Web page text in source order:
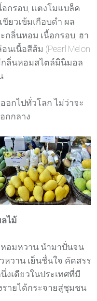
กรอบ, แตงโมแบล็ค
ขียวเข้มเกือบดำ ผล
ลิ่นหอม เนื้อกรอบ, ฮา
นเนื้อสีส้ม (Pearl Melon
กลิ่นหอมสไตล์มินิมอล
กไปทั่วโลก ไม่ว่าจะ
กกลาง
ไม้
อมหวาน นำมาปั่นจน
หวาน เย็นชื่นใจ คัดสรร
เดียวในประเทศที่มี
ายได้กระจายสู่ชุมชน